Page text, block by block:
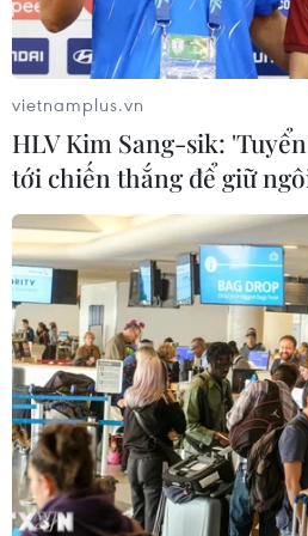
thống Lương Sơn TV đánh
1.500 tỷ đồng/tháng
05/08/2026 04:57
Đình chỉ chức vụ một hiệu
liên quan đường dây cá độ
05/08/2026 03:25
Cảnh báo lừa đảo mùa tựu
Cẩn trọng với thủ đoạn giả
cọc
04/08/2026 14:55
Khởi tố vụ buôn bán hàng giả
vietnamplus.vn
HLV Kim Sang-sik:
tới chiến thắng để giữ